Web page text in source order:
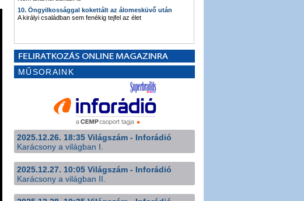
10. Öngyilkossággal kokettált az álomesküvő után
A királyi családban sem fenékig tejfel az élet
MŰSORAINK
2025.12.26. 18:35 Világszám - Inforádió
Karácsony a világban I.
2025.12.27. 10:05 Világszám - Inforádió
Karácsony a világban II.